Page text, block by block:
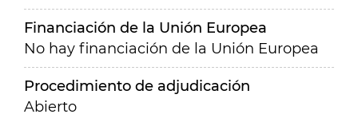
Financiación de la Unión Europea
No hay financiación de la Unión Europea
Procedimiento de adjudicación
Abierto